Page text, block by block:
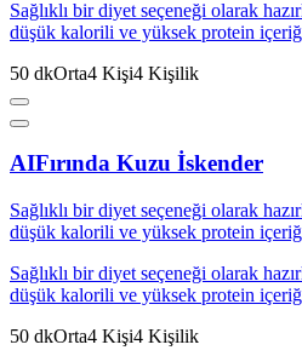
Sağlıklı bir diyet seçeneği olarak
düşük kalorili ve yüksek protein
50 dkOrta4 Kişi4 Kişilik
AIFırında Kuzu İskender
Sağlıklı bir diyet seçeneği olarak
düşük kalorili ve yüksek protein
Sağlıklı bir diyet seçeneği olarak
düşük kalorili ve yüksek protein
50 dkOrta4 Kişi4 Kişilik